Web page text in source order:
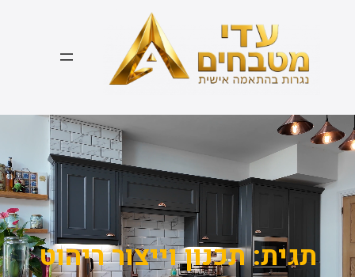
תגית:תכנון וייצור ריהוט